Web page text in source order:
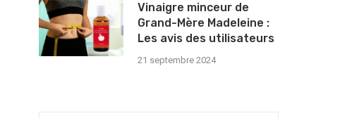
Vinaigre minceur de
Grand-Mère Madeleine :
Les avis des utilisateurs
21 septembre 2024